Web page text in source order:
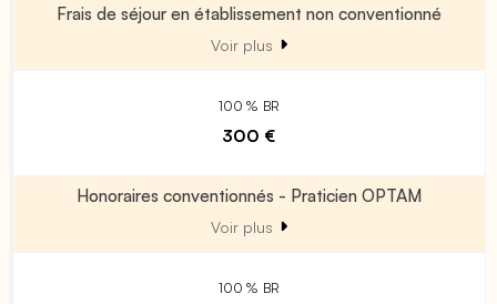
Frais de séjour en établissement non conventionné
Voir plus
100 % BR
300 €
Honoraires conventionnés - Praticien OPTAM
Voir plus
100 % BR